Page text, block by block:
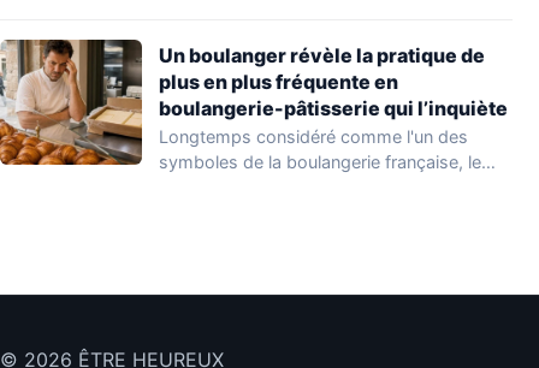
Un boulanger révèle la pratique de
plus en plus fréquente en
boulangerie-pâtisserie qui l’inquiète
Longtemps considéré comme l'un des
symboles de la boulangerie française, le
© 2026 ÊTRE HEUREUX